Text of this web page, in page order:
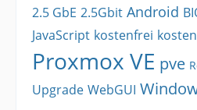
2.5 GbE 2.5Gbit Android
JavaScript kostenfrei
Proxmox VE pve
Upgrade WebGUI